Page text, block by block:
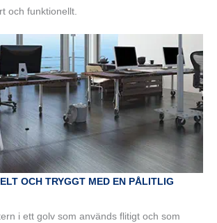
och funktionellt.
OCH TRYGGT MED EN PÅLITLIG
i ett golv som används flitigt och som